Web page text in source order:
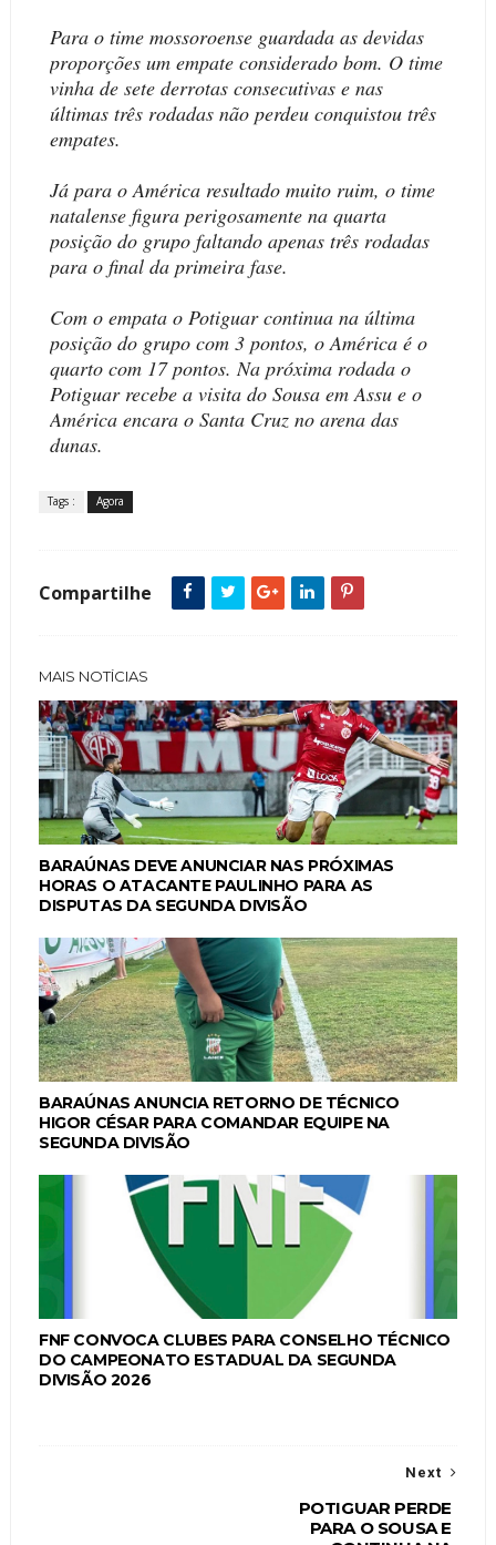
Para o time mossoroense guardada as devidas
proporções um empate considerado bom. O time
vinha de sete derrotas consecutivas e nas
últimas três rodadas não perdeu conquistou três
empates.
Já para o América resultado muito ruim, o time
natalense figura perigosamente na quarta
posição do grupo faltando apenas três rodadas
para o final da primeira fase.
Com o empata o Potiguar continua na última
posição do grupo com 3 pontos, o América é o
quarto com 17 pontos. Na próxima rodada o
Potiguar recebe a visita do Sousa em Assu e o
América encara o Santa Cruz no arena das
dunas.
Tags : Agora
Compartilhe
MAIS NOTÍCIAS
BARAÚNAS DEVE ANUNCIAR NAS PRÓXIMAS
HORAS O ATACANTE PAULINHO PARA AS
DISPUTAS DA SEGUNDA DIVISÃO
BARAÚNAS ANUNCIA RETORNO DE TÉCNICO
HIGOR CÉSAR PARA COMANDAR EQUIPE NA
SEGUNDA DIVISÃO
FNF CONVOCA CLUBES PARA CONSELHO TÉCNICO
DO CAMPEONATO ESTADUAL DA SEGUNDA
DIVISÃO 2026
Next
POTIGUAR PERDE
PARA O SOUSA E